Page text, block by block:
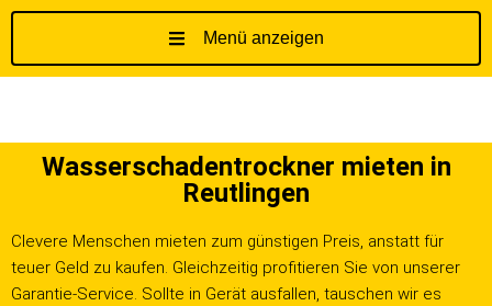
l
t
s
Menü anzeigen
Wasserschadentrockner mieten in
Reutlingen
Clevere Menschen mieten zum günstigen Preis, anstatt für
teuer Geld zu kaufen. Gleichzeitig profitieren Sie von unserer
Garantie-Service. Sollte in Gerät ausfallen, tauschen wir es